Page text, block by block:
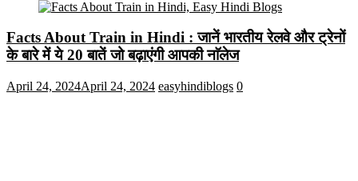
Facts About Train in Hindi : जानें भारतीय रेलवे और ट्रेनों
के बारे में ये 20 बातें जो बढ़ाएंगी आपकी नाॅलेज
April 24, 2024April 24, 2024 easyhindiblogs 0